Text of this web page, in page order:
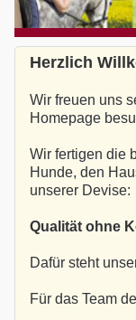
Herzlich
Wir freuen uns
Homepage
Wir fertigen die
Hunde, den
unserer Devise:
Qualität ohne
Dafür steht
Für das Team